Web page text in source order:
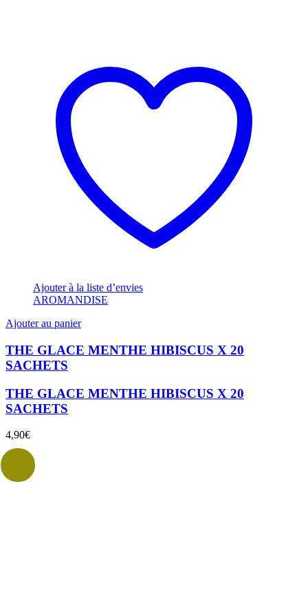
Ajouter à la liste d’envies
AROMANDISE
Ajouter au panier
THE GLACE MENTHE HIBISCUS X 20
SACHETS
THE GLACE MENTHE HIBISCUS X 20
SACHETS
4,90€